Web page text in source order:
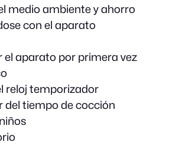
medio ambiente y ahorro
con el aparato
el aparato por primera vez
reloj temporizador
del tiempo de cocción